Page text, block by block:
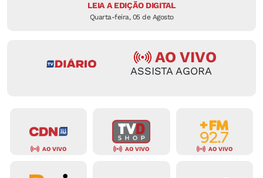
LEIA A EDIÇÃO DIGITAL
Quarta-feira, 05 de Agosto
AO VIVO
ASSISTA AGORA
AO VIVO AO VIVO AO VIVO